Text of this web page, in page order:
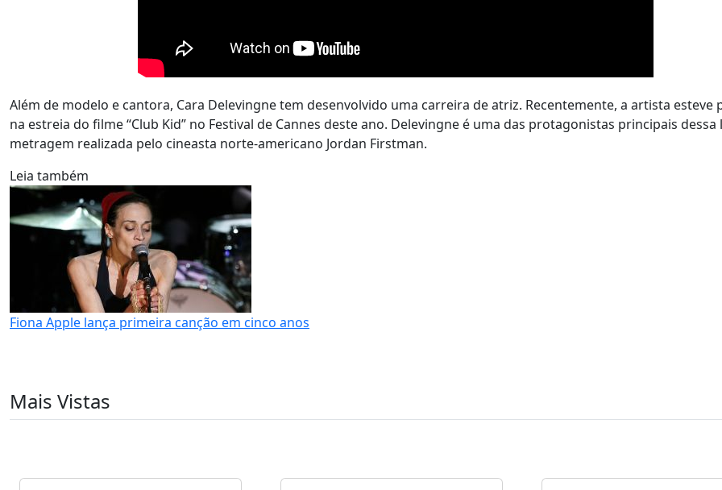
Além de modelo e cantora, Cara Delevingne tem desenvolvido uma carreira de atriz. Recentemente, a artista esteve
na estreia do filme “Club Kid” no Festival de Cannes deste ano. Delevingne é uma das protagonistas principais dessa
metragem realizada pelo cineasta norte-americano Jordan Firstman.
Leia também
Fiona Apple lança primeira canção em cinco anos
Mais Vistas